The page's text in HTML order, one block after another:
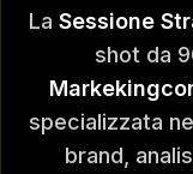
La Sessione
shot da
specializzata
brand,